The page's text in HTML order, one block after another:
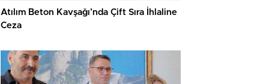
Atılım Beton Kavşağı’nda Çift Sıra İhlaline
Ceza